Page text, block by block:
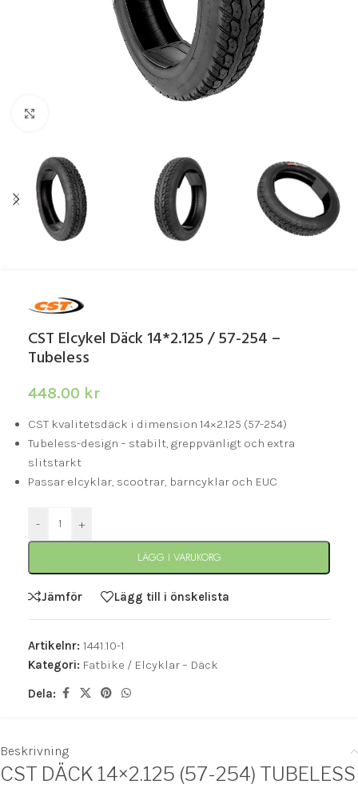
CST Elcykel Däck 14*2.125 / 57-254 –
Tubeless
448.00 kr
CST kvalitetsdäck i dimension 14×2.125 (57-254)
Tubeless-design – stabilt, greppvänligt och extra
slitstarkt
Passar elcyklar, scootrar, barncyklar och EUC
- +
LÄGG I VARUKORG
Jämför Lägg till i önskelista
Artikelnr: 1441.10-1
Kategori: Fatbike / Elcyklar – Däck
Dela:
Beskrivning
CST DÄCK 14×2.125 (57-254) TUBELESS